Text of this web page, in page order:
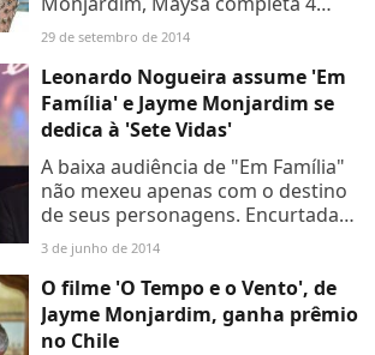
aninhos nesta segunda-feira (29). E
Tânia não poupou homenagens...
29 de setembro de 2014
Leonardo Nogueira assume 'Em
Família' e Jayme Monjardim se
dedica à 'Sete Vidas'
A baixa audiência de "Em Família"
não mexeu apenas com o destino
de seus personagens. Encurtada
em uma semana, a trama de
Manoel Carlos segue
movimentando também a vida de
quem fica...
3 de junho de 2014
O filme 'O Tempo e o Vento', de
Jayme Monjardim, ganha prêmio
no Chile